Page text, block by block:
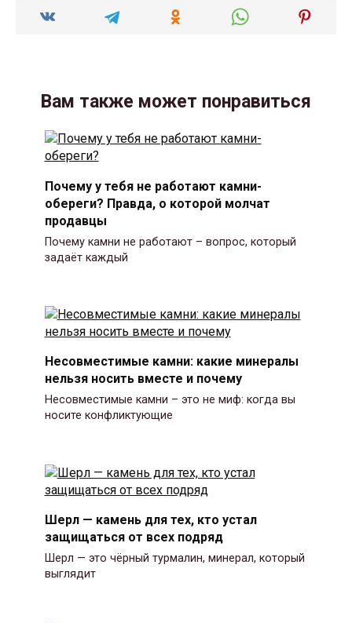
Вам также может понравиться
Почему у тебя не работают камни-
обереги? Правда, о которой молчат
продавцы
Почему камни не работают – вопрос, который
задаёт каждый
Несовместимые камни: какие минералы
нельзя носить вместе и почему
Несовместимые камни – это не миф: когда вы
носите конфликтующие
Шерл — камень для тех, кто устал
защищаться от всех подряд
Шерл — это чёрный турмалин, минерал, который
выглядит